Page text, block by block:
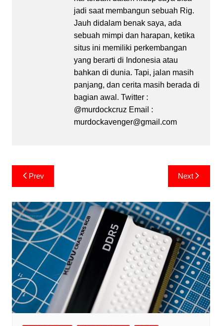
jadi saat membangun sebuah Rig.
Jauh didalam benak saya, ada
sebuah mimpi dan harapan, ketika
situs ini memiliki perkembangan
yang berarti di Indonesia atau
bahkan di dunia. Tapi, jalan masih
panjang, dan cerita masih berada di
bagian awal. Twitter :
@murdockcruz Email :
murdockavenger@gmail.com
Post
navigation
Prev Next